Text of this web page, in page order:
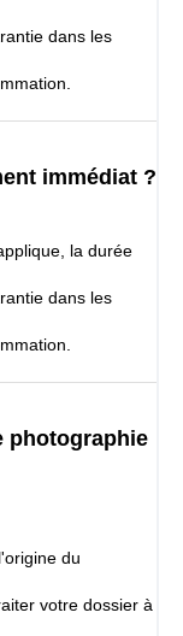
dans les
immédiat ?
la durée
dans les
photographie
du
votre dossier à